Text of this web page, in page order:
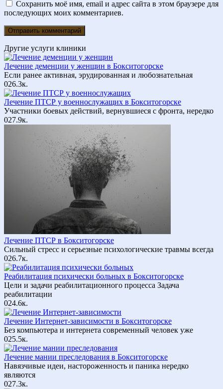
Сохранить моё имя, email и адрес сайта в этом браузере для
последующих моих комментариев.
Другие услуги клиники
Лечение деменции у женщин в Бокситогорске
Если ранее активная, эрудированная и любознательная
026.3к.
Лечение ПТСР у военнослужащих в Бокситогорске
Участники боевых действий, вернувшиеся с фронта, нередко
027.9к.
Лечение ПТСР в Бокситогорске
Сильный стресс и серьезные психологические травмы всегда
026.7к.
Реабилитация психически больных в Бокситогорске
Цели и задачи реабилитационного процесса Задача
реабилитации
024.6к.
Лечение Интернет-зависимости в Бокситогорске
Без компьютера и интернета современный человек уже
025.5к.
Лечение мании преследования в Бокситогорске
Навязчивые идеи, настороженность и паника нередко
являются
027.3к.